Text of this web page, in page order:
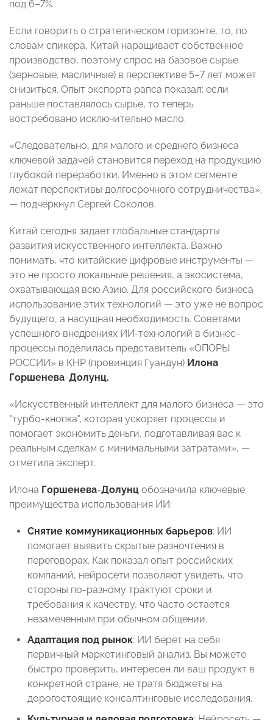
под 6–7%.
Если говорить о стратегическом горизонте, то, по
словам спикера, Китай наращивает собственное
производство, поэтому спрос на базовое сырье
(зерновые, масличные) в перспективе 5–7 лет может
снизиться. Опыт экспорта рапса показал: если
раньше поставлялось сырье, то теперь
востребовано исключительно масло.
«Следовательно, для малого и среднего бизнеса
ключевой задачей становится переход на продукцию
глубокой переработки. Именно в этом сегменте
лежат перспективы долгосрочного сотрудничества»,
— подчеркнул Сергей Соколов.
Китай сегодня задает глобальные стандарты
развития искусственного интеллекта. Важно
понимать, что китайские цифровые инструменты —
это не просто локальные решения, а экосистема,
охватывающая всю Азию. Для российского бизнеса
использование этих технологий — это уже не вопрос
будущего, а насущная необходимость. Советами
успешного внедрениях ИИ-технологий в бизнес-
процессы поделилась представитель «ОПОРЫ
РОССИИ» в КНР (провинция Гуандун) Илона
Горшенева-Долунц.
«Искусственный интеллект для малого бизнеса — это
"турбо-кнопка", которая ускоряет процессы и
помогает экономить деньги, подготавливая вас к
реальным сделкам с минимальными затратами», —
отметила эксперт.
Илона Горшенева-Долунц обозначила ключевые
преимущества использования ИИ:
Снятие коммуникационных барьеров: ИИ
помогает выявить скрытые разночтения в
переговорах. Как показал опыт российских
компаний, нейросети позволяют увидеть, что
стороны по-разному трактуют сроки и
требования к качеству, что часто остается
незамеченным при обычном общении.
Адаптация под рынок: ИИ берет на себя
первичный маркетинговый анализ. Вы можете
быстро проверить, интересен ли ваш продукт в
конкретной стране, не тратя бюджеты на
дорогостоящие консалтинговые исследования.